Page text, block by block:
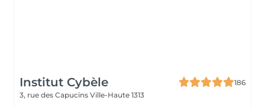
Institut Cybèle
186
3, rue des Capucins Ville-Haute 1313